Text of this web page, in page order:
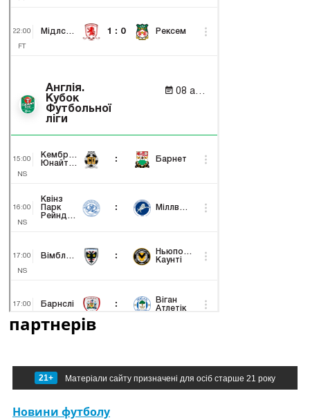
партнерів
21+ Матеріали сайту призначені для осіб старше 21 року
Новини футболу